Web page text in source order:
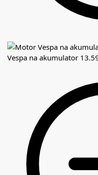
Vespa na akumulator